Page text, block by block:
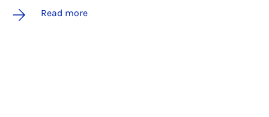
Read more